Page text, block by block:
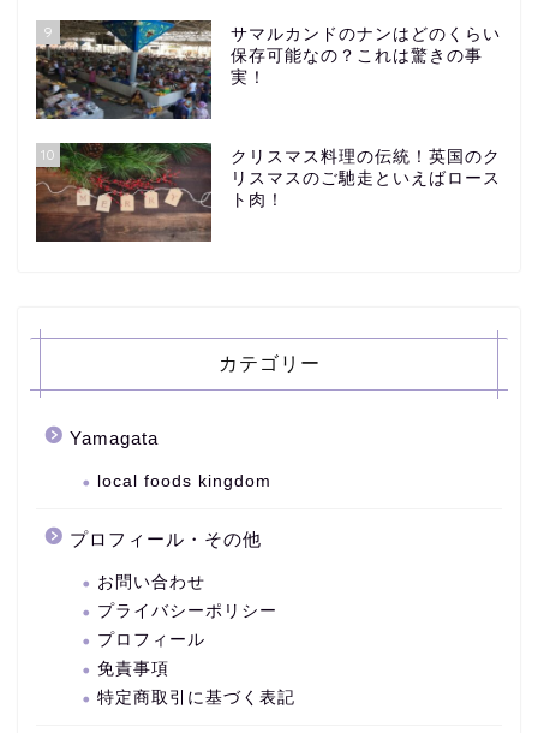
9
サマルカンドのナンはどのくらい
保存可能なの？これは驚きの事
実！
10
クリスマス料理の伝統！英国のク
リスマスのご馳走といえばロース
ト肉！
カテゴリー
Yamagata
local foods kingdom
プロフィール・その他
お問い合わせ
プライバシーポリシー
プロフィール
免責事項
特定商取引に基づく表記